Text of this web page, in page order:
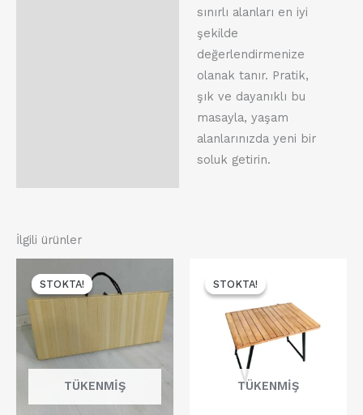
sınırlı alanları en iyi
şekilde
değerlendirmenize
olanak tanır. Pratik,
şık ve dayanıklı bu
masayla, yaşam
alanlarınızda yeni bir
soluk getirin.
İlgili ürünler
STOKTA!
TÜKENMIŞ
STOKTA! fiyat:
13,500.00₺.fiyat:
STOKTA!
TÜKENMIŞ
STOKTA!
13,400.00₺.